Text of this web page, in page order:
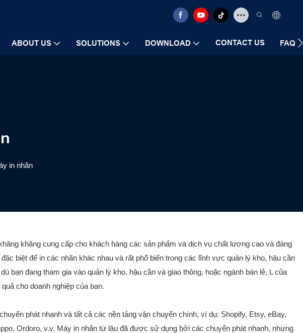
ABOUT US SOLUTIONS DOWNLOAD CONTACT US FAQ
in nhãn
khăng cung cấp cho khách hàng các sản phẩm và dịch vụ chất lượng cao và đáng
biệt để in các nhãn khác nhau và rất phổ biến trong các lĩnh vực quản lý kho, hậu cần
bạn đang tham gia vào quản lý kho, hậu cần và giao thông, hoặc ngành bán lẻ, L của
cho doanh nghiệp của bạn.
phát nhanh và tất cả các nền tảng vận chuyển chính, ví dụ: Shopify, Etsy, eBay,
Ordoro, v.v. Máy in nhãn từ lâu đã được sử dụng bởi các chuyển phát nhanh, nhưng